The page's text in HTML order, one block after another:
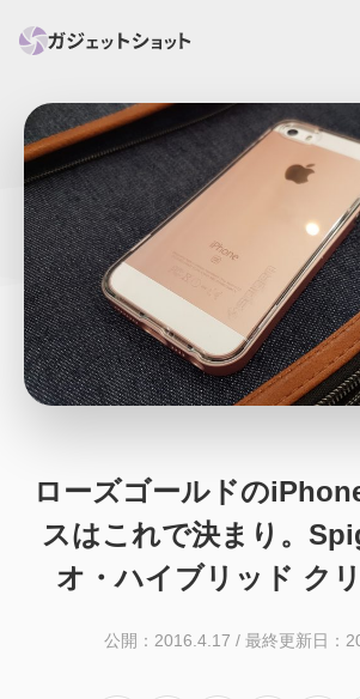
すべて スマホ PC関連
セール情報 スマートホーム アクショ
回線 iPhone iPad Mac
ガイド ニュース オーディオ 周
ローズゴールドの
スはこれで決まり。
オ・ハイブリッド クリ
公開：2016.4.17 / 最終更新日：